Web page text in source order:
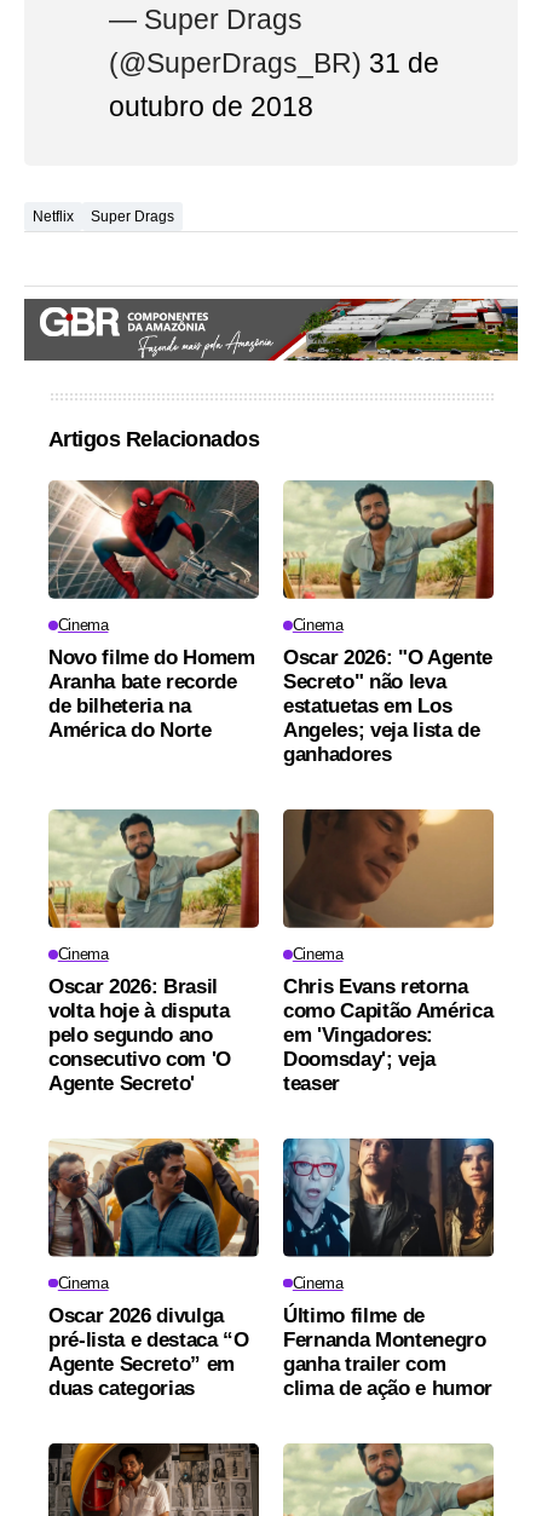
— Super Drags
(@SuperDrags_BR) 31 de
outubro de 2018
Netflix Super Drags
Artigos Relacionados
Cinema
Novo filme do Homem
Aranha bate recorde
de bilheteria na
América do Norte
Cinema
Oscar 2026: "O Agente
Secreto" não leva
estatuetas em Los
Angeles; veja lista de
ganhadores
Cinema
Oscar 2026: Brasil
volta hoje à disputa
pelo segundo ano
consecutivo com 'O
Agente Secreto'
Cinema
Chris Evans retorna
como Capitão América
em 'Vingadores:
Doomsday'; veja
teaser
Cinema
Oscar 2026 divulga
pré-lista e destaca “O
Agente Secreto” em
duas categorias
Cinema
Último filme de
Fernanda Montenegro
ganha trailer com
clima de ação e humor